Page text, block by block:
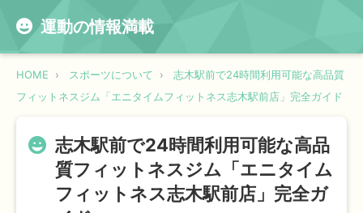
運動の情報満載
HOME スポーツについて
志木駅前で24時間利用可能な高品質
フィットネスジム「エニタイムフィットネス志木駅前店」完全ガイド
志木駅前で24時間利用可能な高品
質フィットネスジム「エニタイム
フィットネス志木駅前店」完全ガ